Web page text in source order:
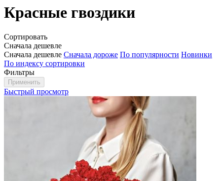
Красные гвоздики
Сортировать
Сначала дешевле
Сначала дешевле Сначала дороже По популярности Новинки
По индексу сортировки
Фильтры
Быстрый просмотр